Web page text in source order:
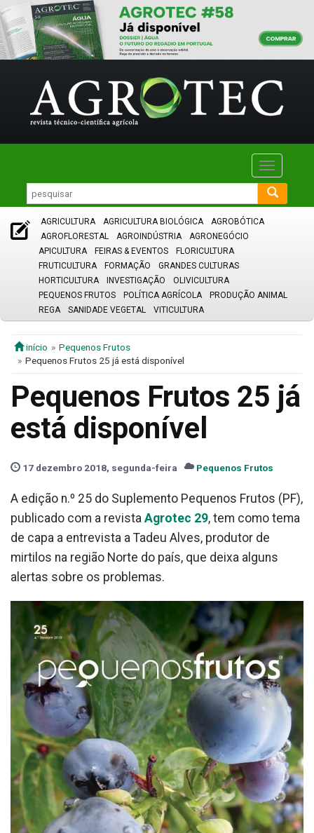
Toggle
AGRICULTURA AGRICULTURA BIOLÓGICA
AGROBÓTICA
AGROFLORESTAL
AGROINDÚSTRIA
AGRONEGÓCIO
APICULTURA
FEIRAS & EVENTOS
FLORICULTURA
FRUTICULTURA
FORMAÇÃO
GRANDES CULTURAS
HORTICULTURA
INVESTIGAÇÃO
OLIVICULTURA
PEQUENOS FRUTOS
POLÍTICA AGRÍCOLA
PRODUÇÃO ANIMAL
REGA
SANIDADE VEGETAL VITICULTURA
início
Pequenos Frutos
Pequenos Frutos 25 já está disponível
Pequenos Frutos 25 já
está disponível
17 dezembro 2018, segunda-feira Pequenos Frutos
A edição n.º 25 do Suplemento Pequenos Frutos (PF),
publicado com a revista Agrotec 29, tem como tema
de capa a entrevista a Tadeu Alves, produtor de
mirtilos na região Norte do país, que deixa alguns
alertas sobre os problemas.